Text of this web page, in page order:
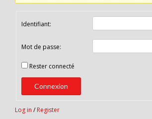
Identifiant:
Mot de passe:
Rester connecté
Connexion
Log in / Register